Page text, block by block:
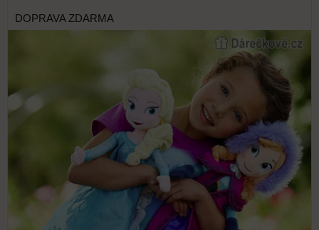
DOPRAVA ZDARMA